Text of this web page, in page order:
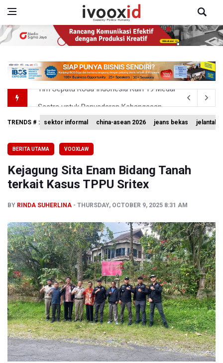
Basarnas Akhiri Operasi Penyisiran Korban KMP Mutiara
PSSI Ajak Publik Tak Hujat Pelatih dan Pemain Timnas
Tim Sepatu Roda Indonesia Raih 19 Medali di Gelaran
TRENDS # : sektor informal china-asean 2026 jeans bekas jelantah
BERITA UTAMA VOOXLAW
Kejagung Sita Enam Bidang Tanah
terkait Kasus TPPU Sritex
BY RINDA SUHERLINA THURSDAY, OCTOBER 9, 2025 8:31 AM